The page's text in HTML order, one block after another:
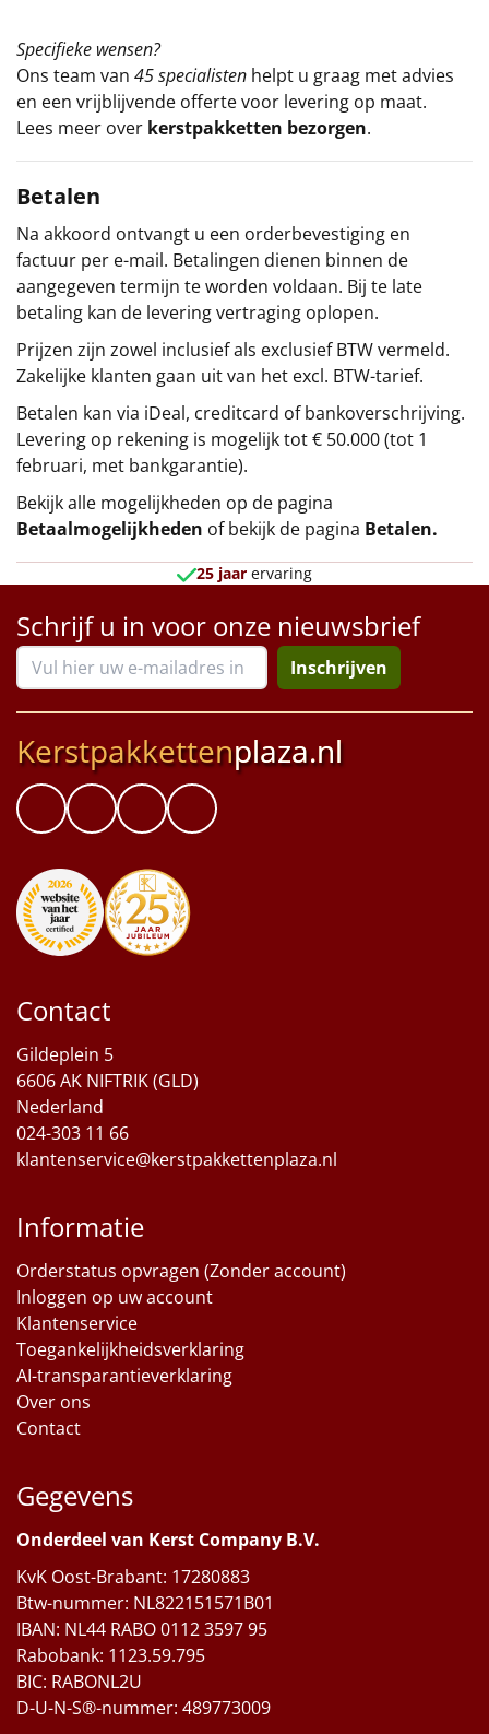
Specifieke wensen?
Ons team van 45 specialisten helpt u graag met advies
en een vrijblijvende offerte voor levering op maat.
Lees meer over kerstpakketten bezorgen.
Betalen
Na akkoord ontvangt u een orderbevestiging en
factuur per e-mail. Betalingen dienen binnen de
aangegeven termijn te worden voldaan. Bij te late
betaling kan de levering vertraging oplopen.
Prijzen zijn zowel inclusief als exclusief BTW vermeld.
Zakelijke klanten gaan uit van het excl. BTW-tarief.
Betalen kan via iDeal, creditcard of bankoverschrijving.
Levering op rekening is mogelijk tot € 50.000 (tot 1
februari, met bankgarantie).
Bekijk alle mogelijkheden op de pagina
Betaalmogelijkheden of bekijk de pagina Betalen.
25 jaar ervaring
Schrijf u in voor onze nieuwsbrief
Inschrijven
Kerstpakkettenplaza.nl
Contact
Gildeplein 5
6606 AK NIFTRIK (GLD)
Nederland
024-303 11 66
klantenservice@kerstpakkettenplaza.nl
Informatie
Orderstatus opvragen (Zonder account)
Inloggen op uw account
Klantenservice
Toegankelijkheidsverklaring
AI-transparantieverklaring
Over ons
Contact
Gegevens
Onderdeel van Kerst Company B.V.
KvK Oost-Brabant: 17280883
Btw-nummer: NL822151571B01
IBAN: NL44 RABO 0112 3597 95
Rabobank: 1123.59.795
BIC: RABONL2U
D-U-N-S®-nummer: 489773009